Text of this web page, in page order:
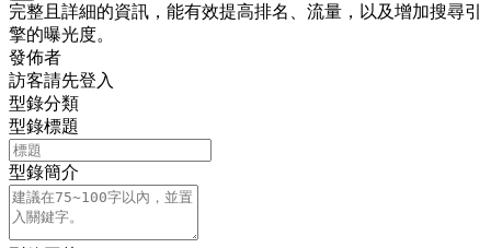
完整且詳細的資訊，能有效提高排名、流量，以及增加搜尋引
擎的曝光度。
發佈者
訪客請先登入
型錄分類
型錄標題
型錄簡介